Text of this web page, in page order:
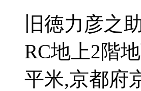
旧徳力彦之
RC地上2階
平米,京都府